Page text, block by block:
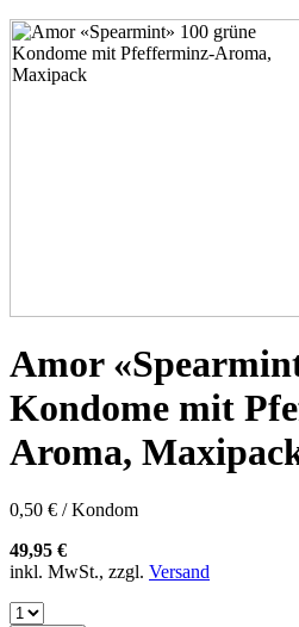
Amor
Kondome mit
Aroma,
0,50 € / Kondom
49,95 €
inkl. MwSt., zzgl. Versand